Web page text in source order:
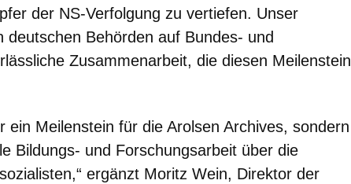
der NS-Verfolgung zu vertiefen. Unser
deutschen Behörden auf Bundes- und
Zusammenarbeit, die diesen Meilenstein
ein Meilenstein für die Arolsen Archives, sondern
Bildungs- und Forschungsarbeit über die
ergänzt Moritz Wein, Direktor der